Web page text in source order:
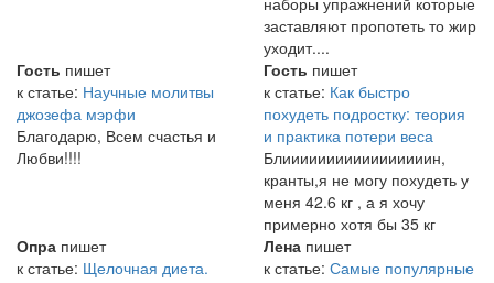
заставляют пропотеть то жир
уходит....
Гость пишет
к статье: Научные молитвы
джозефа мэрфи
Благодарю, Всем счастья и
Любви!!!!
Гость пишет
к статье: Как быстро
похудеть подростку: теория
и практика потери веса
Блииииииииииииииииин,
кранты,я не могу похудеть у
меня 42.6 кг , а я хочу
примерно хотя бы 35 кг
Опра пишет
к статье: Щелочная диета.
Лена пишет
к статье: Самые популярные